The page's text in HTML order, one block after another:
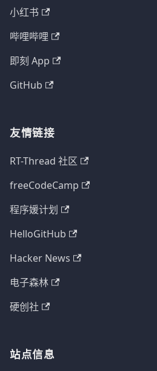
小红书
哔哩哔哩
即刻 App
GitHub
友情链接
RT-Thread 社区
freeCodeCamp
程序媛计划
HelloGitHub
Hacker News
电子森林
硬创社
站点信息